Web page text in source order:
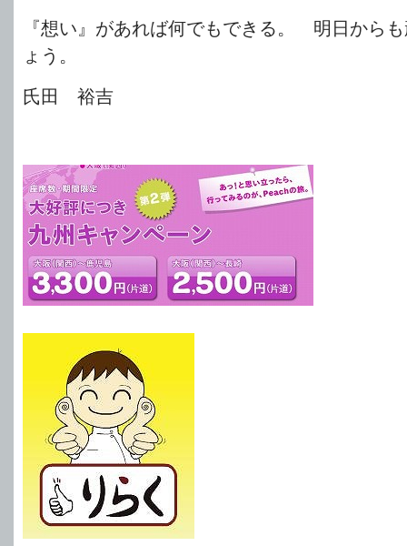
『想い』があれば何でもできる。 明日から
ょう。
氏田 裕吉